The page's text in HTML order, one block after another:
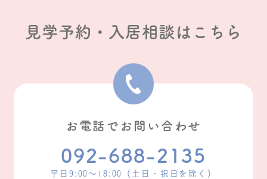
見学予約・入居相談はこちら
お電話でお問い合わせ
092-688-2135
平日9:00〜18:00（土日・祝日を除く）